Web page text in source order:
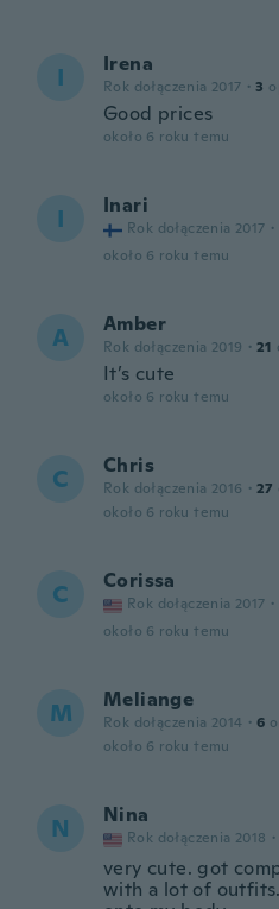
I Irena
Rok dołączenia 2017 · 3
Good prices
około 6 roku temu
I Inari
Rok dołączenia 2017 ·
około 6 roku temu
A Amber
Rok dołączenia 2019 · 21
It’s cute
około 6 roku temu
C Chris
Rok dołączenia 2016 · 27
około 6 roku temu
C Corissa
Rok dołączenia 2017 ·
około 6 roku temu
M Meliange
Rok dołączenia 2014 · 6
około 6 roku temu
N Nina
Rok dołączenia 2018 ·
very cute. got
with a lot of